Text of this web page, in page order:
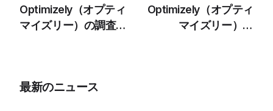
Optimizely（オプティ
マイズリー）の調査で
があることが明らかに
Optimizely（オプティ
マイズリー）、
最新のニュース